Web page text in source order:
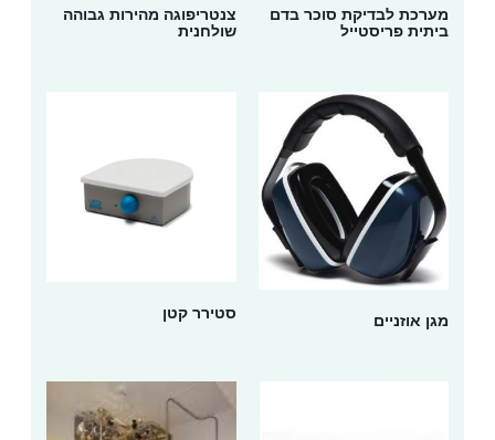
מערכת לבדיקת סוכר בדם
ביתית פריסטייל
צנטריפוגה מהירות גבוהה
שולחנית
מגן אוזניים סטירר קטן